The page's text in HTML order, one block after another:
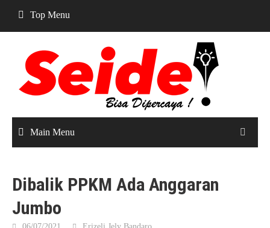
content
Top Menu
Main Menu
Dibalik PPKM Ada Anggaran
Jumbo